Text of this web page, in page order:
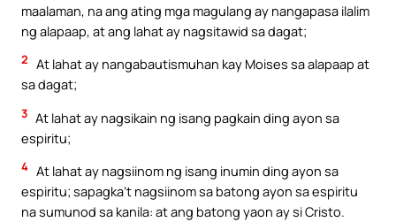
maalaman, na ang ating mga magulang ay nangapasa ilalim
ng alapaap, at ang lahat ay nagsitawid sa dagat;
2 At lahat ay nangabautismuhan kay Moises sa alapaap at
sa dagat;
3 At lahat ay nagsikain ng isang pagkain ding ayon sa
espiritu;
4 At lahat ay nagsiinom ng isang inumin ding ayon sa
espiritu; sapagka’t nagsiinom sa batong ayon sa espiritu
na sumunod sa kanila: at ang batong yaon ay si Cristo.